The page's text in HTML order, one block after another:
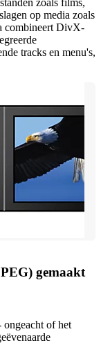
zoals films,
op media zoals
combineert DivX-
tracks en menu's,
gemaakt
of het